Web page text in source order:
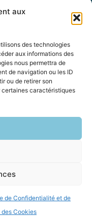
aux
des technologies
aux informations des
nous permettra de
de navigation ou les ID
ou de retirer son
caractéristiques
de Confidentialité et de
des Cookies
& COOKIES
& CGU